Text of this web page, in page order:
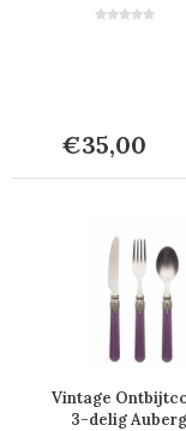
€35,00
Vintage
3-delig